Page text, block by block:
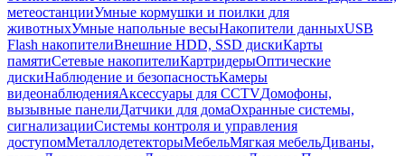
метеостанцииУмные кормушки и поилки для
животныхУмные напольные весыНакопители данныхUSB
Flash накопителиВнешние HDD, SSD дискиКарты
памятиСетевые накопителиКартридерыОптические
дискиНаблюдение и безопасностьКамеры
видеонаблюденияАксессуары для CCTVДомофоны,
вызывные панелиДатчики для домаОхранные системы,
сигнализацииСистемы контроля и управления
доступомМеталлодетекторыМебельМягкая мебельДиваны,